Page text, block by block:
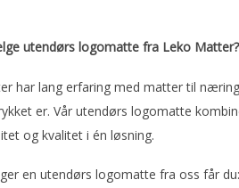
utendørs logomatte fra Leko Matter?
har lang erfaring med matter til
er. Vår utendørs logomatte
og kvalitet i én løsning.
en utendørs logomatte fra oss får du: